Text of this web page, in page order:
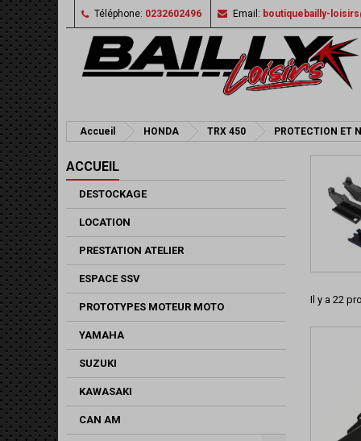
Téléphone: 0232602496 Email: boutiquebailly-
Accueil HONDA TRX 450 PROTECTION ET
ACCUEIL
DESTOCKAGE
LOCATION
PRESTATION ATELIER
ESPACE SSV
PROTOTYPES MOTEUR MOTO
YAMAHA
SUZUKI
KAWASAKI
CAN AM
Il y a 22